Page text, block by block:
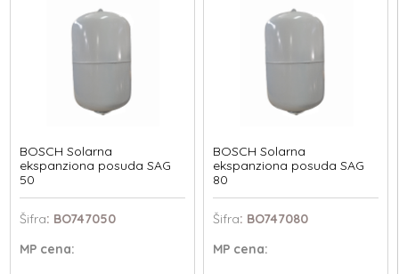
BOSCH Solarna
ekspanziona posuda SAG
50
Šifra: BO747050
MP cena:
BOSCH Solarna
ekspanziona posuda SAG
80
Šifra: BO747080
MPcena: